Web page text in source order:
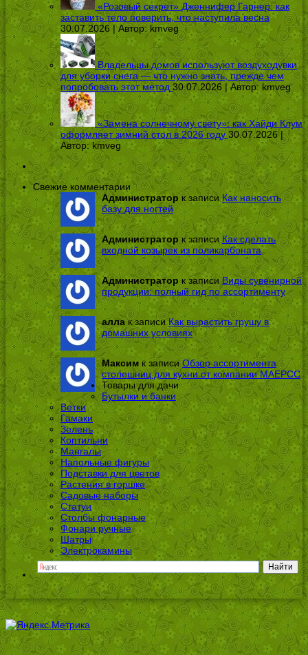
«Розовый секрет» Дженнифер Гарнер: как
заставить тело поверить, что наступила весна
30.07.2026 | Автор: kmveg
Владельцы домов используют воздуходувки
для уборки снега — что нужно знать, прежде чем
попробовать этот метод 30.07.2026 | Автор: kmveg
«Замена солнечному свету»: как Хайди Клум
оформляет зимний стол в 2026 году 30.07.2026 |
Автор: kmveg
Свежие комментарии
Администратор к записиКак наносить
базу для ногтей
Администраторк записиКак сделать
входной козырек из поликарбоната
Администраторк записиВиды сувенирной
продукции: полный гид по ассортименту
аллак записиКак вырастить грушу в
домашних условиях
Максимк записиОбзор ассортимента
столешниц для кухни от компании МАЕРСС
Товары для дачи
Бутылки и банки
Ветки
Гамаки
Зелень
Коптильни
Мангалы
Напольные фигуры
Подставки для цветов
Растения в горшке
Садовые наборы
Статуи
Столбы фонарные
Фонари ручные
Шатры
Электрокамины